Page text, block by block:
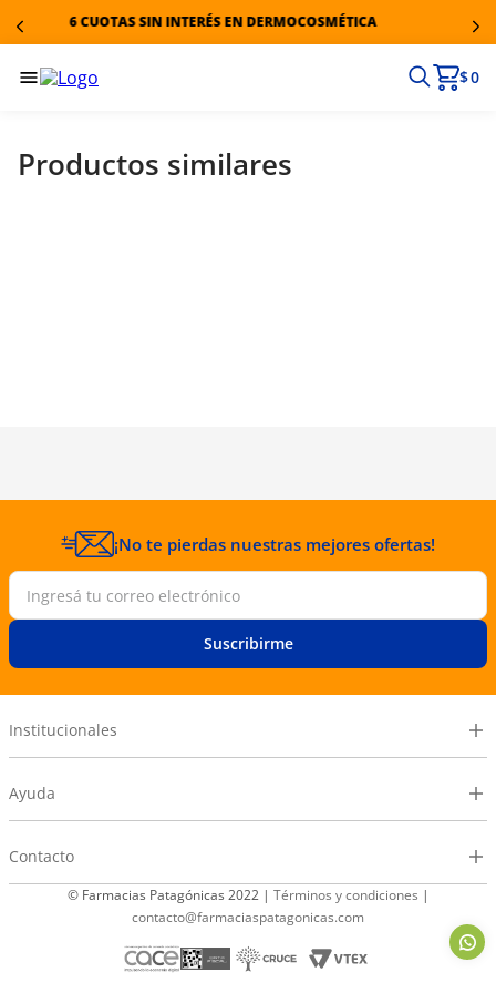
6 CUOTAS SIN INTERÉS EN DERMOCOSMÉTICA
$ 0
Productos similares
¡No te pierdas nuestras mejores ofertas!
Suscribirme
Institucionales
Ayuda
Contacto
© Farmacias Patagónicas 2022 | Términos y condiciones |
contacto@farmaciaspatagonicas.com